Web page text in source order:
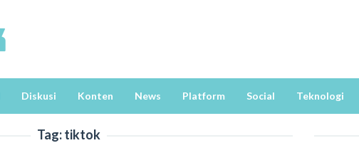
Diskusi Konten News Platform Social Teknologi
Tag:tiktok